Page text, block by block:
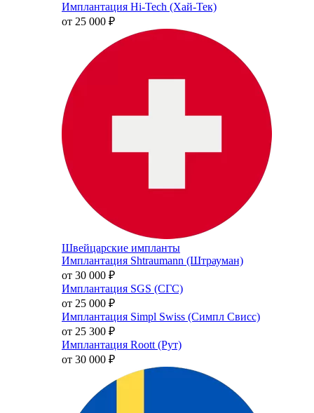
Имплантация Hi-Tech (Хай-Тек)
от 25 000 ₽
Швейцарские импланты
Имплантация Shtraumann (Штрауман)
от 30 000 ₽
Имплантация SGS (СГС)
от 25 000 ₽
Имплантация Simpl Swiss (Симпл Свисс)
от 25 300 ₽
Имплантация Roott (Рут)
от 30 000 ₽